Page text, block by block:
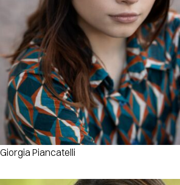
Giorgia Piancatelli